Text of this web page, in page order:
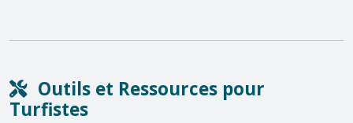
Outils et Ressources pour
Turfistes